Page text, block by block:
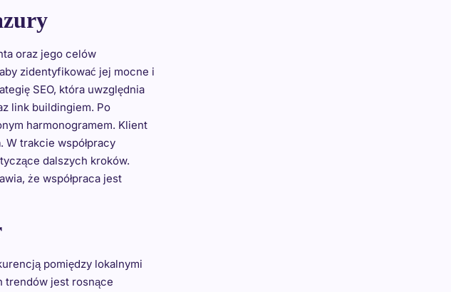
oraz jego celów
zidentyfikować jej mocne i
SEO, która uwzględnia
link buildingiem. Po
harmonogramem. Klient
trakcie współpracy
dalszych kroków.
że współpraca jest
pomiędzy lokalnymi
trendów jest rosnące